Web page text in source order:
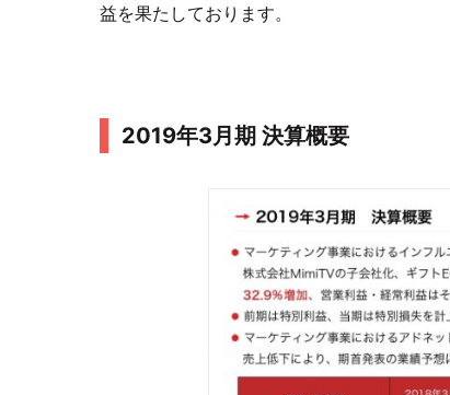
益を果たしております。
2019年3月期 決算概要